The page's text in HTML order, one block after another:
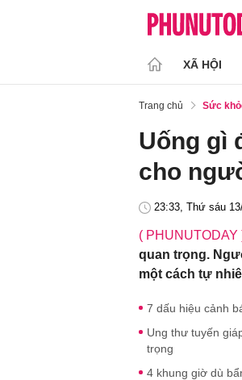
XÃ HỘI
Trang chủ Sức
Uống gì
cho
23:33, Thứ sáu
( PHUNUTODAY
quan trọng.
một cách tự
7 dấu hiệu cảnh
Ung thư tuyến
trọng
4 khung giờ dù